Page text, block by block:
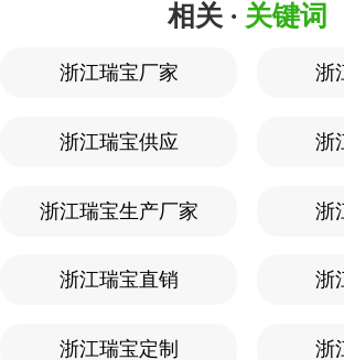
相关 · 关键词
浙江瑞宝厂家 浙
浙江瑞宝供应 浙
浙江瑞宝生产厂家 浙
浙江瑞宝直销 浙
浙江瑞宝定制 浙